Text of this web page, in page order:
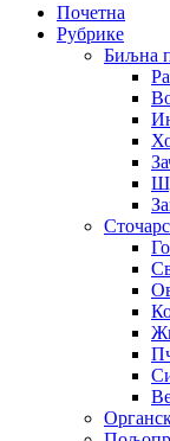
Почетна
Рубрике
Биљна